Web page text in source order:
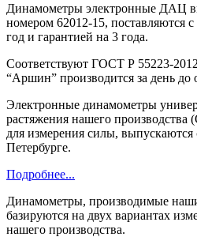
Динамометры электронные ДАЦ
номером 62012-15, поставляются
год и гарантией на 3 года.
Соответствуют ГОСТ Р 55223-
“Аршин” производится за день до
Электронные динамометры
растяжения нашего
для измерения силы, выпускаются
Петербурге.
Подробнее...
Динамометры, производимые
базируются на двух вариантах
нашего производства.